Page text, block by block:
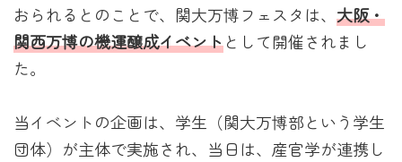
おられるとのことで、関大万博フェスタは、 大阪・
関西万博の機運醸成イベントとして開催されまし
た。
当イベントの企画は、学生（関大万博部という学生
団体）が主体で実施され、当日は、産官学が連携し